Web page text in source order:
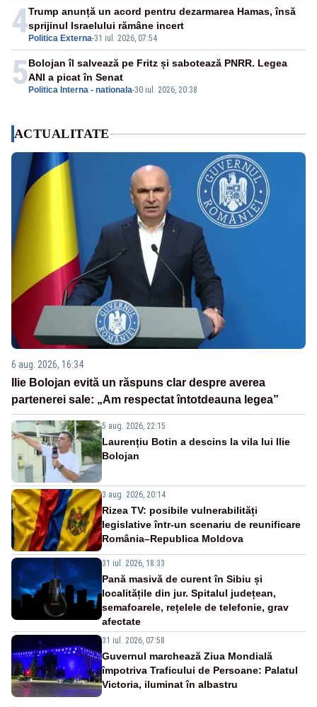
4 Politica Externa-31 iul. 2026, 07:54
Trump anunță un acord pentru dezarmarea Hamas, însă
sprijinul Israelului rămâne incert
5 Politica Interna - nationala-30 iul. 2026, 20:38
Bolojan îl salvează pe Fritz și sabotează PNRR. Legea
ANI a picat în Senat
ACTUALITATE
6 aug. 2026, 16:34
Ilie Bolojan evită un răspuns clar despre averea
partenerei sale: „Am respectat întotdeauna legea”
5 aug. 2026, 22:15
Laurențiu Botin a descins la vila lui Ilie
Bolojan
3 aug. 2026, 20:14
Rizea TV: posibile vulnerabilități
legislative într-un scenariu de reunificare
România–Republica Moldova
31 iul. 2026, 18:33
Pană masivă de curent în Sibiu și
localitățile din jur. Spitalul județean,
semafoarele, rețelele de telefonie, grav
afectate
31 iul. 2026, 07:58
Guvernul marchează Ziua Mondială
împotriva Traficului de Persoane: Palatul
Victoria, iluminat în albastru